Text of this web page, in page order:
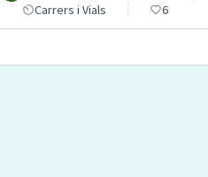
Carrers i Vials
6